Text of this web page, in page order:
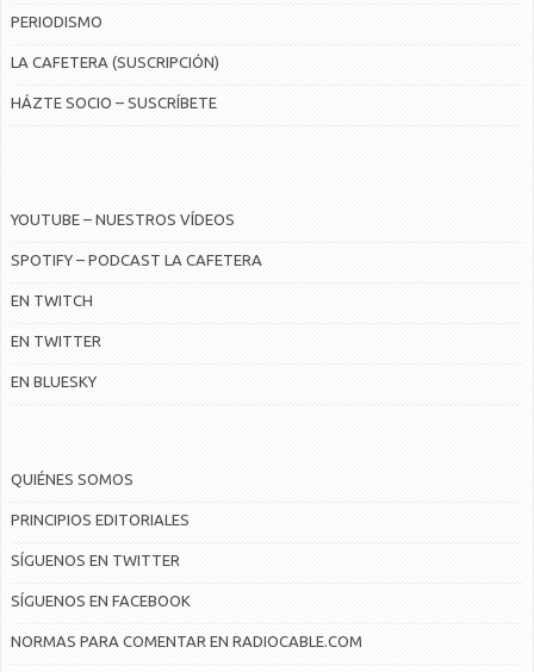
PERIODISMO
LA CAFETERA (SUSCRIPCIÓN)
HÁZTE SOCIO – SUSCRÍBETE
YOUTUBE – NUESTROS VÍDEOS
SPOTIFY – PODCAST LA CAFETERA
EN TWITCH
EN TWITTER
EN BLUESKY
QUIÉNES SOMOS
PRINCIPIOS EDITORIALES
SÍGUENOS EN TWITTER
SÍGUENOS EN FACEBOOK
NORMAS PARA COMENTAR EN RADIOCABLE.COM